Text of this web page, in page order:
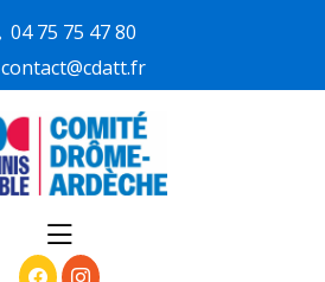
04 75 75 47 80
contact@cdatt.fr